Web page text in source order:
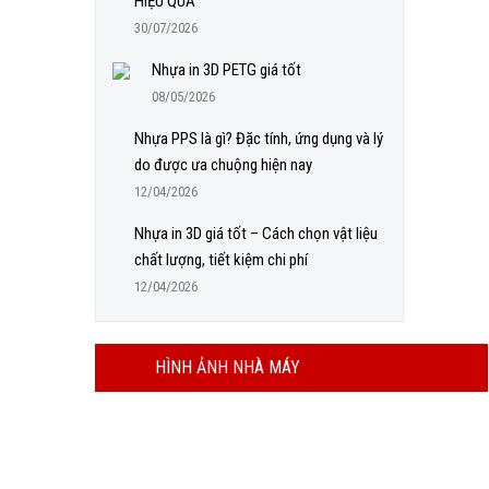
30/07/2026
Nhựa in 3D PETG giá tốt
08/05/2026
Nhựa PPS là gì? Đặc tính, ứng dụng và lý
do được ưa chuộng hiện nay
12/04/2026
Nhựa in 3D giá tốt – Cách chọn vật liệu
chất lượng, tiết kiệm chi phí
12/04/2026
HÌNH ẢNH NHÀ MÁY